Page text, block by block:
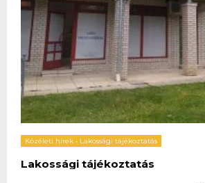
Közéleti hírek • Lakossági tájékoztatás
Lakossági tájékoztatás